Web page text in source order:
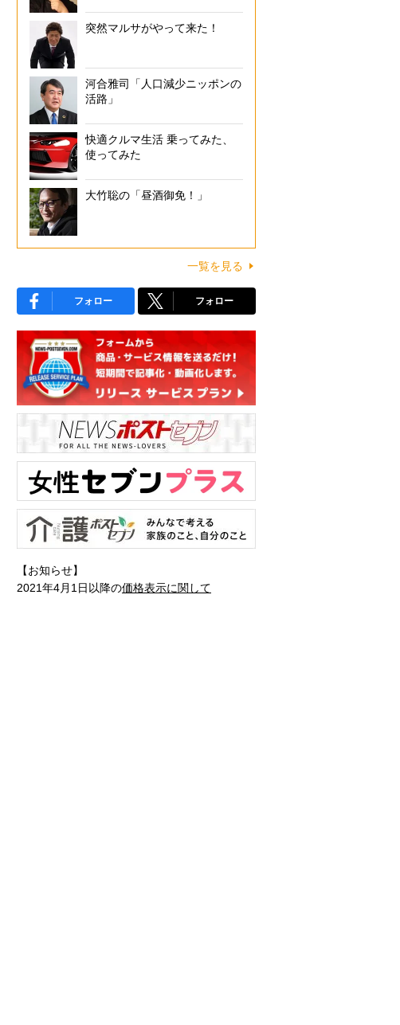
突然マルサがやって来た！
河合雅司「人口減少ニッポンの
活路」
快適クルマ生活 乗ってみた、
使ってみた
大竹聡の「昼酒御免！」
一覧を見る
フォロー フォロー
【お知らせ】
2021年4月1日以降の価格表示に関して